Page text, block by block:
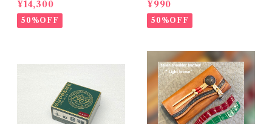
ット（For 42/44/45/49m
m）時計バンド
¥14,300
50%OFF
靴用）
¥990
50%OFF